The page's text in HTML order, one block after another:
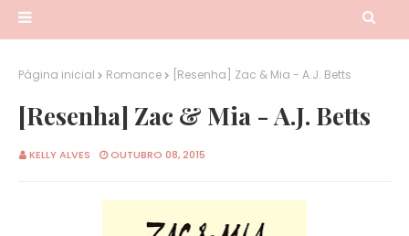
Página inicial Romance [Resenha] Zac & Mia - A.J. Betts
[Resenha] Zac & Mia - A.J. Betts
KELLY ALVES OUTUBRO 08, 2015